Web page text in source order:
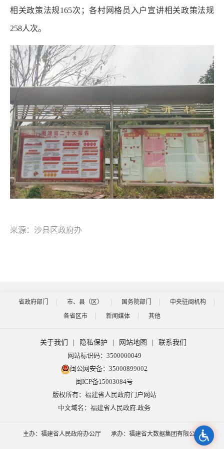
相关政策法规165次；各村网格员入户宣讲相关政策法规
258人次。
来源：沙县区政府办
省政府部门 市、县（区） 国务院部门
中央驻闽机构
各省区市
新闻媒体 其他
关于我们 隐私保护 网站地图
联系我们
网站标识码：3500000049
闽公网安备：35000899002
闽ICP备15003084号
版权所有：福建省人民政府门户网站
中文域名：福建省人民政府.政务
主办：福建省人民政府办公厅 承办：福建省大数据集团有限公司